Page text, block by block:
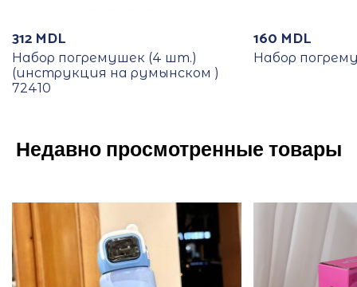
312 MDL
Набор погремушек (4 шт.)
(инструкция на румынском )
72410
160 MDL
Набор
Недавно просмотренные товары